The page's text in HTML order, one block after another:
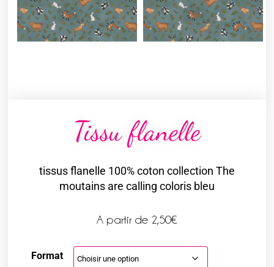
Tissu flanelle
tissus flanelle 100% coton collection The
moutains are calling coloris bleu
A partir de 2,50€
Format